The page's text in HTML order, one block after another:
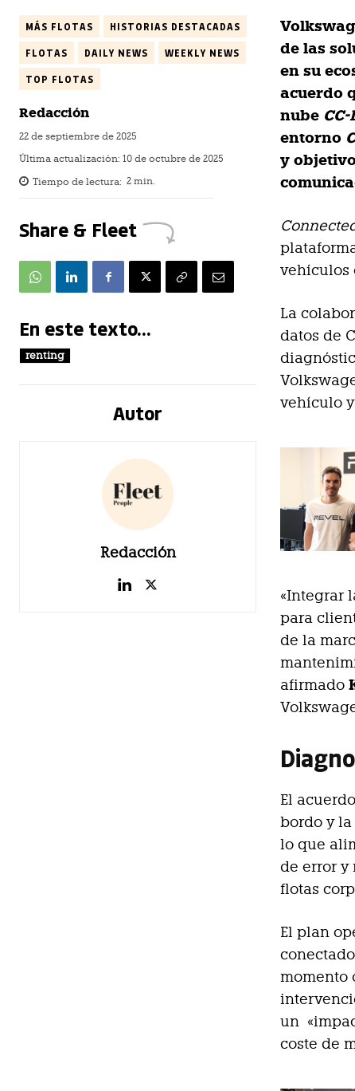
MÁS FLOTAS HISTORIAS DESTACADAS
FLOTAS DAILY NEWS WEEKLY NEWS
TOP FLOTAS
Redacción
22 de septiembre de 2025
Última actualización: 10 de octubre de 2025
Tiempo de lectura: 2 min.
Share & Fleet
En este texto...
renting
Autor
Redacción
de las
en su
acuerdo
nube
entorno
y
vehículos
La
datos de
vehículo
«Integrar
para
de la
afirmado
El
bordo y
lo que
de error y
flotas
El plan
momento
un
coste de